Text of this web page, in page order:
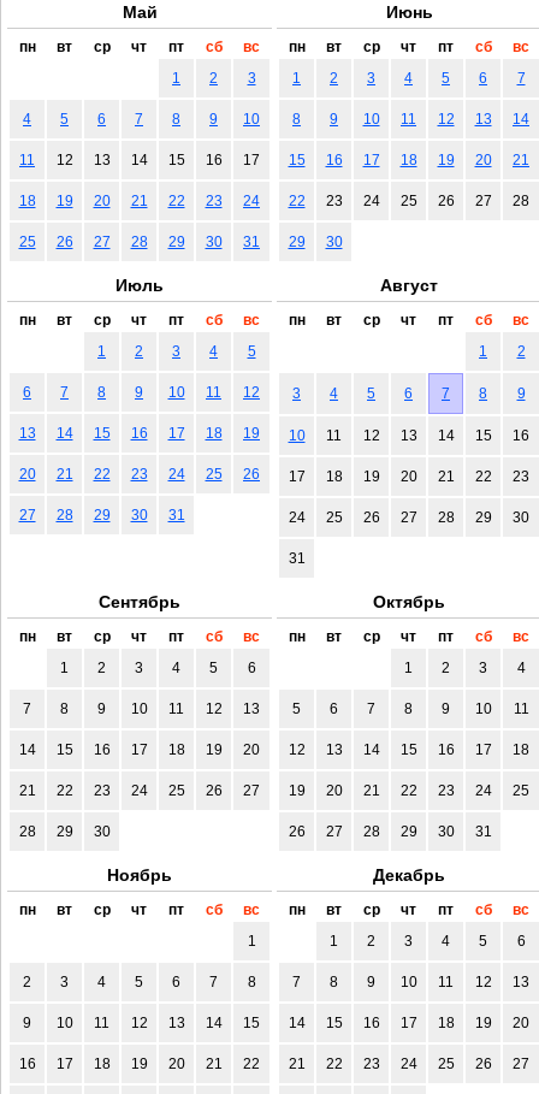
Май
пн вт ср чт пт сб
вс
1
2 3
4 5 6 7 8 9 10
11 12 13 14 15 16 17
18 19 20 21 22 23 24
25 26 27 28 29 30 31
Июнь
пн вт ср чт пт сб
вс
1
2 3 4 5 6 7
8 9 10 11 12 13 14
15 16 17 18 19 20 21
22 23 24 25 26 27 28
29 30
Июль
пн вт ср чт пт сб
вс
1
2 3 4 5
6 7 8 9 10 11 12
13 14 15 16 17 18 19
20 21 22 23 24 25 26
27 28 29 30 31
Август
пн вт ср чт пт сб
вс
1
2
3 4 5 6 7 8 9
10 11 12 13 14 15 16
17 18 19 20 21 22 23
24 25 26 27 28 29 30
31
Сентябрь
пн вт ср чт пт сб
вс
1
2 3 4 5 6
7 8 9 10 11 12 13
14 15 16 17 18 19 20
21 22 23 24 25 26 27
28 29 30
Октябрь
пн вт ср чт пт сб
вс
1
2 3 4
5 6 7 8 9 10 11
12 13 14 15 16 17 18
19 20 21 22 23 24 25
26 27 28 29 30 31
Ноябрь
пн вт ср чт пт сб
вс
1
2 3 4 5 6 7 8
9 10 11 12 13 14 15
16 17 18 19 20 21 22
Декабрь
пн вт ср чт пт сб
вс
1
2 3 4 5 6
7 8 9 10 11 12 13
14 15 16 17 18 19 20
21 22 23 24 25 26 27